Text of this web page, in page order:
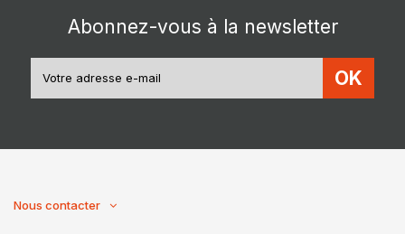
Abonnez-vous à la newsletter
OK
Nous contacter